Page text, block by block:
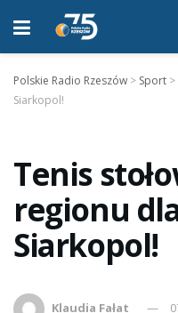
Polskie Radio Rzeszów > Sport >
Siarkopol!
Tenis
regionu
Siarkopol!
Klaudia Fałat